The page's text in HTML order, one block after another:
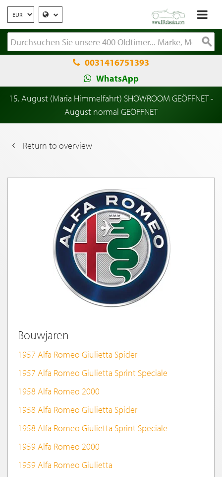
0031416751393
WhatsApp
15. August (Maria Himmelfahrt) SHOWROOM GEÖFFNET -
August normal GEÖFFNET
Return to overview
Bouwjaren
1957 Alfa Romeo Giulietta Spider
1957 Alfa Romeo Giulietta Sprint Speciale
1958 Alfa Romeo 2000
1958 Alfa Romeo Giulietta Spider
1958 Alfa Romeo Giulietta Sprint Speciale
1959 Alfa Romeo 2000
1959 Alfa Romeo Giulietta